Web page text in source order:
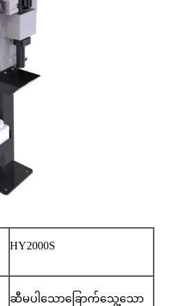
HY2000S
ဆီမပါသောခြောက်သွေ့သော